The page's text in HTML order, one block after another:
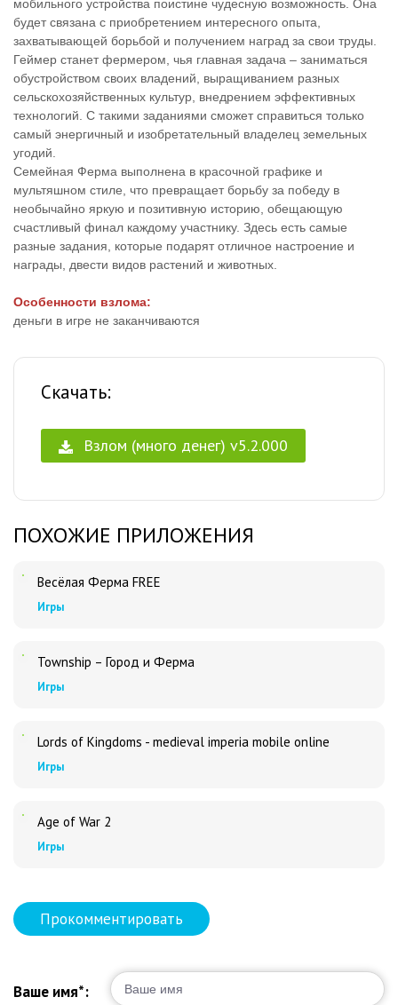
мобильного устройства поистине чудесную возможность. Она
будет связана с приобретением интересного опыта,
захватывающей борьбой и получением наград за свои труды.
Геймер станет фермером, чья главная задача – заниматься
обустройством своих владений, выращиванием разных
сельскохозяйственных культур, внедрением эффективных
технологий. С такими заданиями сможет справиться только
самый энергичный и изобретательный владелец земельных
угодий.
Семейная Ферма выполнена в красочной графике и
мультяшном стиле, что превращает борьбу за победу в
необычайно яркую и позитивную историю, обещающую
счастливый финал каждому участнику. Здесь есть самые
разные задания, которые подарят отличное настроение и
награды, двести видов растений и животных.
Особенности взлома:
деньги в игре не заканчиваются
Скачать:
Взлом (много денег) v5.2.000
ПОХОЖИЕ ПРИЛОЖЕНИЯ
Весёлая Ферма FREE
Игры
Township – Город и Ферма
Игры
Lords of Kingdoms - medieval imperia mobile online
Игры
Age of War 2
Игры
Прокомментировать
Ваше имя*: